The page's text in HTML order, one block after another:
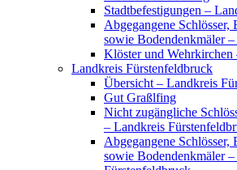
Stadtbefestigungen –
Abgegangene Schlösser,
sowie Bodendenkmäler
Klöster und
Landkreis Fürstenfeldbruck
Übersicht – Landkreis
Gut Graßlfing
Nicht zugängliche
– Landkreis
Abgegangene Schlösser,
sowie Bodendenkmäler